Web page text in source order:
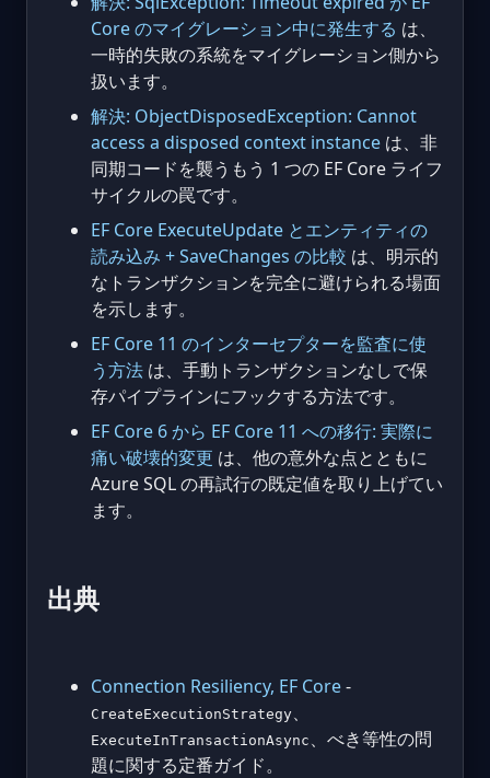
Core のマイグレーション中に発生する は、
一時的失敗の系統をマイグレーション側から
扱います。
解決: ObjectDisposedException: Cannot
access a disposed context instance は、非
同期コードを襲うもう 1 つの EF Core ライフ
サイクルの罠です。
EF Core ExecuteUpdate とエンティティの
読み込み + SaveChanges の比較 は、明示的
なトランザクションを完全に避けられる場面
を示します。
EF Core 11 のインターセプターを監査に使
う方法 は、手動トランザクションなしで保
存パイプラインにフックする方法です。
EF Core 6 から EF Core 11 への移行: 実際に
痛い破壊的変更 は、他の意外な点とともに
Azure SQL の再試行の既定値を取り上げてい
ます。
出典
Connection Resiliency, EF Core-
CreateExecutionStrategy、
ExecuteInTransactionAsync 、べき等性の問
題に関する定番ガイド。